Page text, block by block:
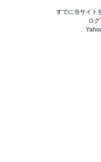
すでに当サイト
ロ